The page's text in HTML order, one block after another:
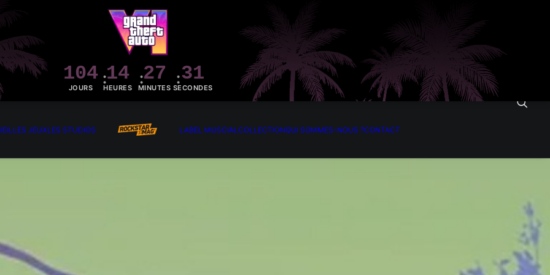
104
JOURS
14
HEURES
27
MINUTES
29
SECONDES
LES JEUXLES STUDIOS LABEL MUSCIALCOLLECTIONQUI SOMMES-NOUS ?CONTACT